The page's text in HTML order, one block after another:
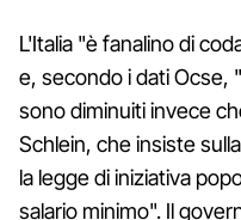
L'Italia "è fanalino di
e, secondo i dati Ocse,
sono diminuiti invece
Schlein, che insiste
la legge di iniziativa
salario minimo". Il